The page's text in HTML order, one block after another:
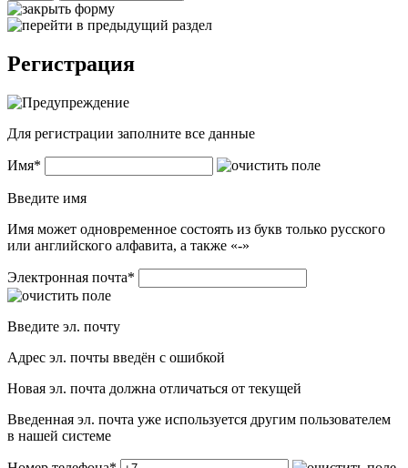
Регистрация
Для регистрации заполните все данные
Имя*
Введите имя
Имя может одновременное состоять из букв только русского
или английского алфавита, а также «-»
Электронная почта*
Введите эл. почту
Адрес эл. почты введён с ошибкой
Новая эл. почта должна отличаться от текущей
Введенная эл. почта уже используется другим пользователем
в нашей системе